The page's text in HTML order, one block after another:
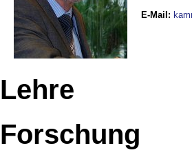
E-Mail :
Lehre
Forschung